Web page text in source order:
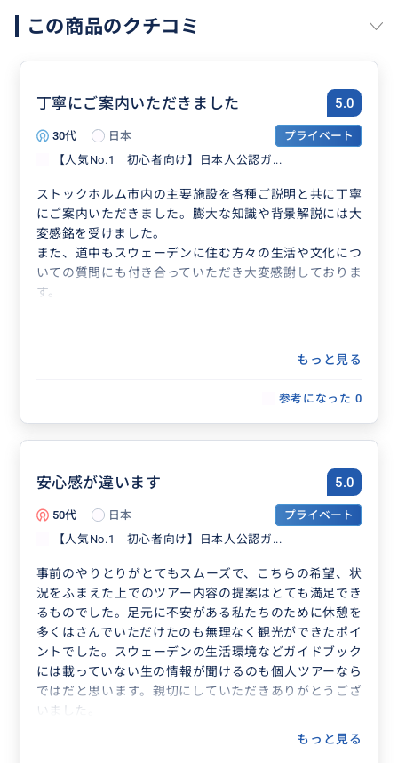
この商品のクチコミ
丁寧にご案内いただきました 5.0
30代 日本
プライベート
【人気No.1 初心者向け】日本人公認ガ...
ストックホルム市内の主要施設を各種ご説明と共に丁寧
にご案内いただきました。膨大な知識や背景解説には大
変感銘を受けました。
また、道中もスウェーデンに住む方々の生活や文化につ
いての質問にも付き合っていただき大変感謝しておりま
す。
もっと見る
参考になった 0
安心感が違います 5.0
50代 日本
プライベート
【人気No.1 初心者向け】日本人公認ガ...
事前のやりとりがとてもスムーズで、こちらの希望、状
況をふまえた上でのツアー内容の提案はとても満足でき
るものでした。足元に不安がある私たちのために休憩を
多くはさんでいただけたのも無理なく観光ができたポイ
ントでした。スウェーデンの生活環境などガイドブック
には載っていない生の情報が聞けるのも個人ツアーなら
ではだと思います。親切にしていただきありがとうござ
いました。
もっと見る